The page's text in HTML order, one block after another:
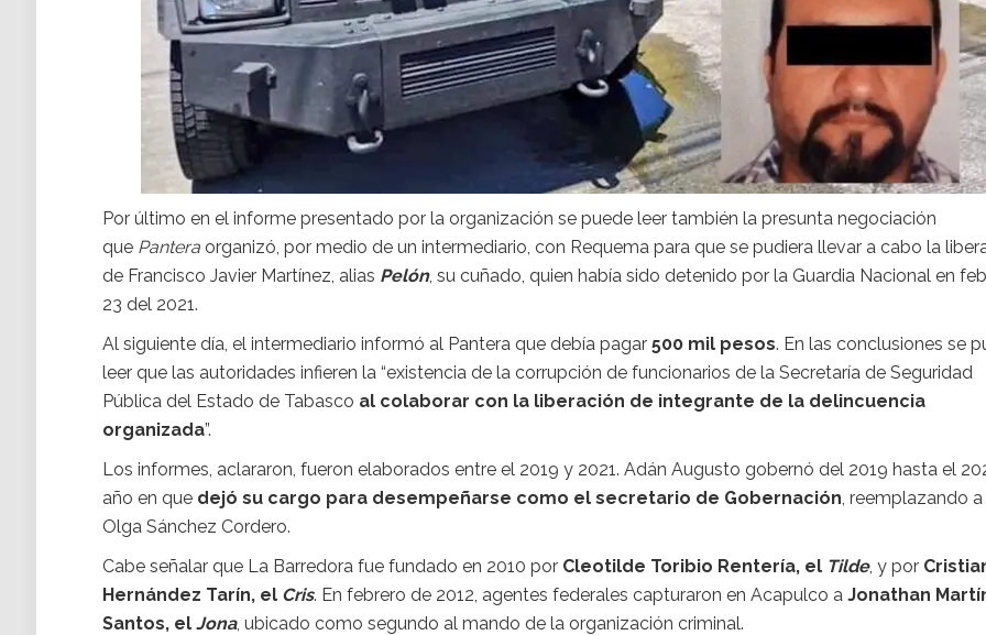
Por último en el informe presentado por la organización se puede leer también la presunta negociación
que Pantera organizó, por medio de un intermediario, con Requema para que se pudiera llevar a cabo la
de Francisco Javier Martínez, alias Pelón, su cuñado, quien había sido detenido por la Guardia Nacional en
23 del 2021.
Al siguiente día, el intermediario informó al Pantera que debía pagar 500 mil pesos. En las conclusiones se
leer que las autoridades infieren la “existencia de la corrupción de funcionarios de la Secretaría de Seguridad
Pública del Estado de Tabasco al colaborar con la liberación de integrante de la delincuencia
organizada”.
Los informes, aclararon, fueron elaborados entre el 2019 y 2021. Adán Augusto gobernó del 2019 hasta el
año en que dejó su cargo para desempeñarse como el secretario de Gobernación , reemplazando a
Olga Sánchez Cordero.
Cabe señalar que La Barredora fue fundado en 2010 por Cleotilde Toribio Rentería, el Tilde, y por
Hernández Tarín, el Cris. En febrero de 2012, agentes federales capturaron en Acapulco a Jonathan
Santos, el Jona, ubicado como segundo al mando de la organización criminal.